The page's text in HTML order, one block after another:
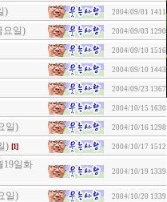
) 2004/09/01 1411
요일) 2004/09/03 1290
2004/09/10 1516
2004/09/10 1443
2004/09/23 1367
2004/10/15 1630
일) 2004/10/16 1298
) [1] 2004/10/17 1512
19일화
2004/10/19 1339
일) 2004/10/20 1339